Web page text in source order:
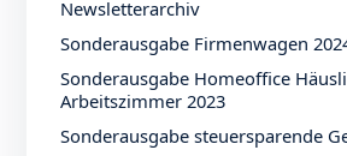
Newsletterarchiv
Sonderausgabe Firmenwagen
Sonderausgabe Homeoffice
Arbeitszimmer 2023
Sonderausgabe steuersparende